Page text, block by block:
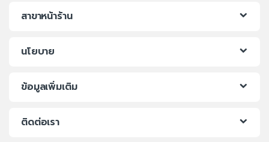
สาขาหน้าร้าน
นโยบาย
ข้อมูลเพิ่มเติม
ติดต่อเรา